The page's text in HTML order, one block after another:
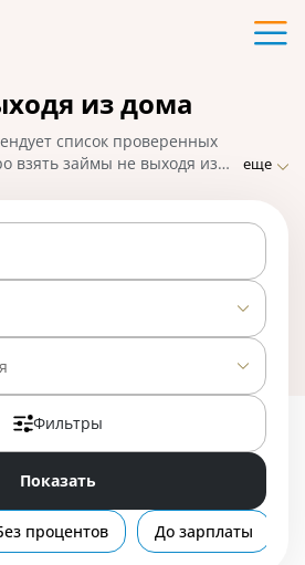
из дома
список проверенных
взять займы не выходя из
дни, микрозайм можно
с момента подачи запроса.
26 предложений со
еще
Фильтры
Показать
процентов До зарплаты